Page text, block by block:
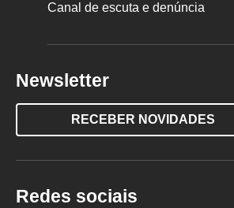
Canal de escuta e denúncia
Newsletter
RECEBER NOVIDADES
Redes sociais